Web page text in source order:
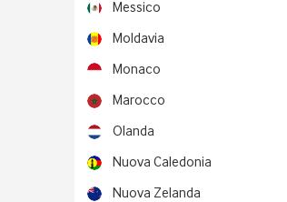
Messico
Moldavia
Monaco
Marocco
Olanda
Nuova Caledonia
Nuova Zelanda